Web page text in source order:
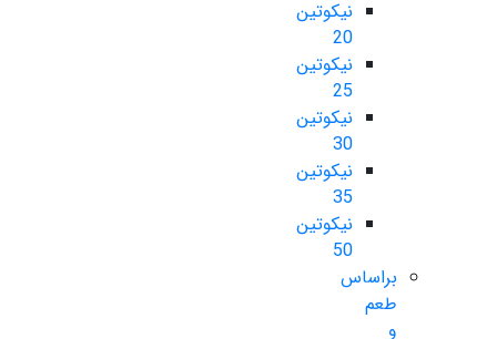
نیکوتین
20
نیکوتین
25
نیکوتین
30
نیکوتین
35
نیکوتین
50
براساس
طعم
و